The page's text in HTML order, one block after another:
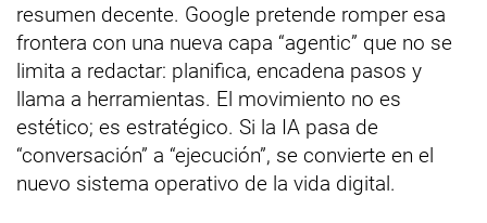
resumen decente. Google pretende romper esa
frontera con una nueva capa “agentic” que no se
limita a redactar: planifica, encadena pasos y
llama a herramientas. El movimiento no es
estético; es estratégico. Si la IA pasa de
“conversación” a “ejecución”, se convierte en el
nuevo sistema operativo de la vida digital.